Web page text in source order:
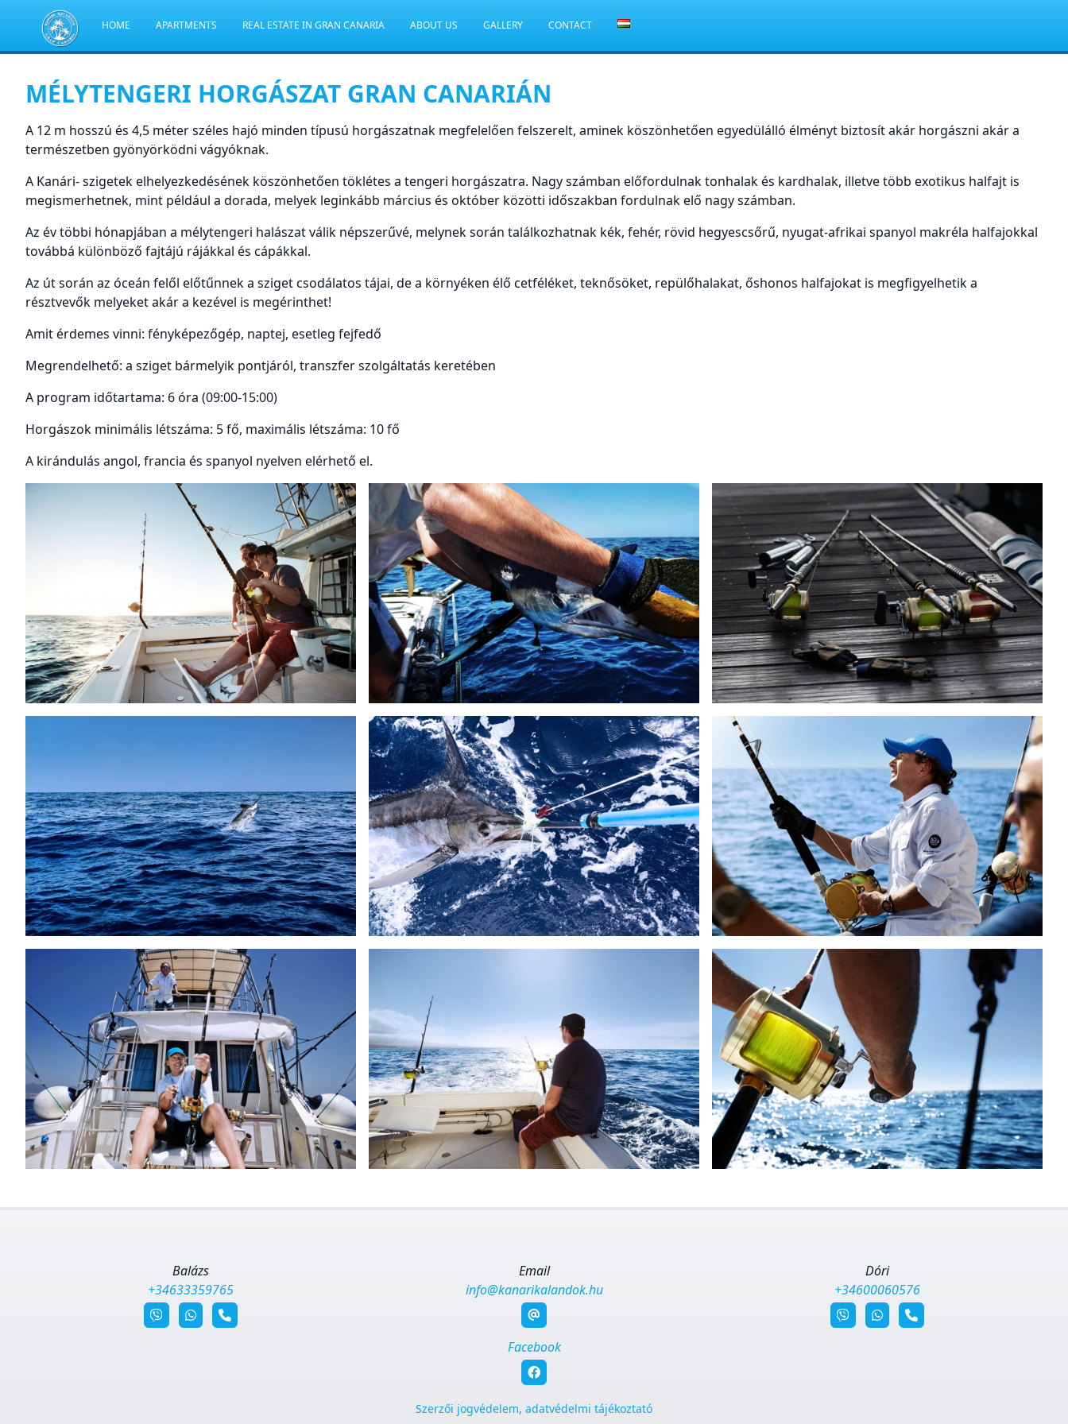
HOME APARTMENTS REAL ESTATE IN GRAN CANARIA ABOUT US GALLERY CONTACT
MÉLYTENGERI HORGÁSZAT GRAN CANARIÁN
A 12 m hosszú és 4,5 méter széles hajó minden típusú horgászatnak megfelelően felszerelt, aminek köszönhetően egyedülálló élményt biztosít akár horgászni akár a
természetben gyönyörködni vágyóknak.
A Kanári- szigetek elhelyezkedésének köszönhetően töklétes a tengeri horgászatra. Nagy számban előfordulnak tonhalak és kardhalak, illetve több exotikus halfajt is
megismerhetnek, mint például a dorada, melyek leginkább március és október közötti időszakban fordulnak elő nagy számban.
Az év többi hónapjában a mélytengeri halászat válik népszerűvé, melynek során találkozhatnak kék, fehér, rövid hegyescsőrű, nyugat-afrikai spanyol makréla halfajokkal
továbbá különböző fajtájú rájákkal és cápákkal.
Az út során az óceán felől előtűnnek a sziget csodálatos tájai, de a környéken élő cetféléket, teknősöket, repülőhalakat, őshonos halfajokat is megfigyelhetik a
résztvevők melyeket akár a kezével is megérinthet!
Amit érdemes vinni: fényképezőgép, naptej, esetleg fejfedő
Megrendelhető: a sziget bármelyik pontjáról, transzfer szolgáltatás keretében
A program időtartama: 6 óra (09:00-15:00)
Horgászok minimális létszáma: 5 fő, maximális létszáma: 10 fő
A kirándulás angol, francia és spanyol nyelven elérhető el.
Balázs
+34633359765
Email
info@kanarikalandok.hu
Facebook
Dóri
+34600060576
Szerzői jogvédelem, adatvédelmi tájékoztató